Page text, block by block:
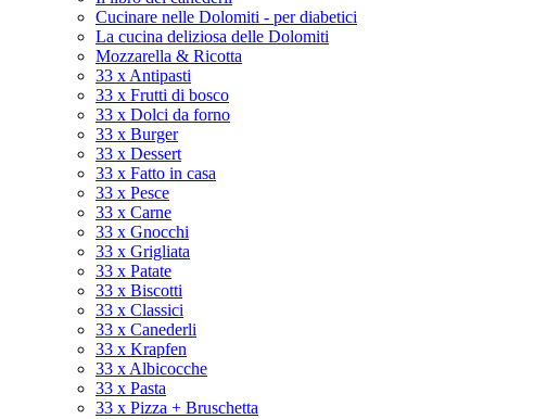
Cucinare nelle Dolomiti - per diabetici
La cucina deliziosa delle Dolomiti
Mozzarella & Ricotta
33 x Antipasti
33 x Frutti di bosco
33 x Dolci da forno
33 x Burger
33 x Dessert
33 x Fatto in casa
33 x Pesce
33 x Carne
33 x Gnocchi
33 x Grigliata
33 x Patate
33 x Biscotti
33 x Classici
33 x Canederli
33 x Krapfen
33 x Albicocche
33 x Pasta
33 x Pizza + Bruschetta